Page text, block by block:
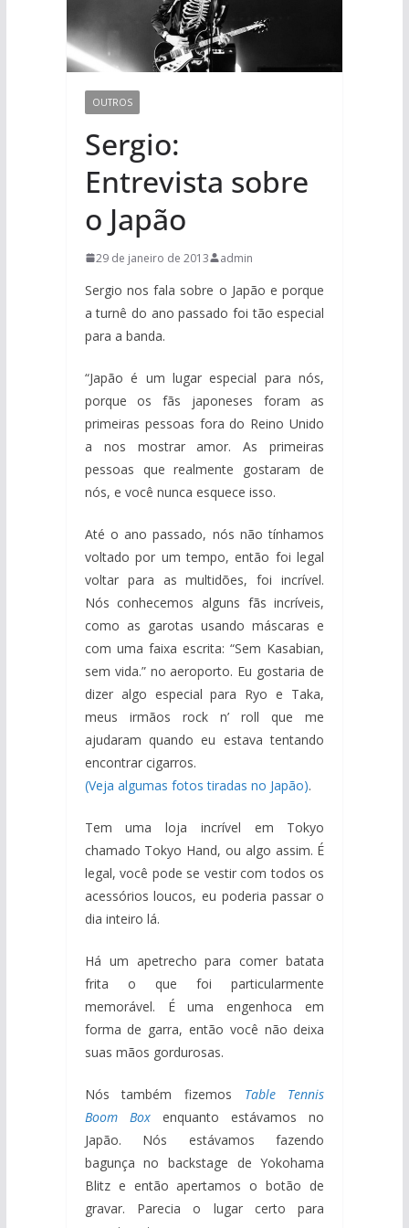
OUTROS
Sergio:
Entrevista sobre
o Japão
29 de janeiro de 2013 admin
Sergio nos fala sobre o Japão e porque
a turnê do ano passado foi tão especial
para a banda.
“Japão é um lugar especial para nós,
porque os fãs japoneses foram as
primeiras pessoas fora do Reino Unido
a nos mostrar amor. As primeiras
pessoas que realmente gostaram de
nós, e você nunca esquece isso.
Até o ano passado, nós não tínhamos
voltado por um tempo, então foi legal
voltar para as multidões, foi incrível.
Nós conhecemos alguns fãs incríveis,
como as garotas usando máscaras e
com uma faixa escrita: “Sem Kasabian,
sem vida.” no aeroporto. Eu gostaria de
dizer algo especial para Ryo e Taka,
meus irmãos rock n’ roll que me
ajudaram quando eu estava tentando
encontrar cigarros.
(Veja algumas fotos tiradas no Japão).
Tem uma loja incrível em Tokyo
chamado Tokyo Hand, ou algo assim. É
legal, você pode se vestir com todos os
acessórios loucos, eu poderia passar o
dia inteiro lá.
Há um apetrecho para comer batata
frita o que foi particularmente
memorável. É uma engenhoca em
forma de garra, então você não deixa
suas mãos gordurosas.
Nós também fizemos Table Tennis
Boom Boxenquanto estávamos no
Japão. Nós estávamos fazendo
bagunça no backstage de Yokohama
Blitz e então apertamos o botão de
gravar. Parecia o lugar certo para